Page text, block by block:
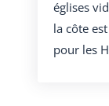
églises
la côte
pour les